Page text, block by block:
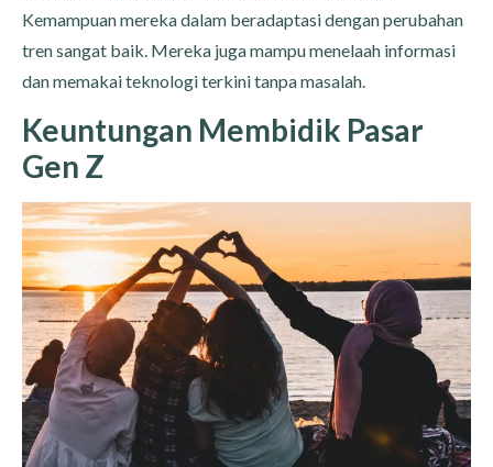
Kemampuan mereka dalam beradaptasi dengan perubahan
tren sangat baik. Mereka juga mampu menelaah informasi
dan memakai teknologi terkini tanpa masalah.
Keuntungan Membidik Pasar
Gen Z